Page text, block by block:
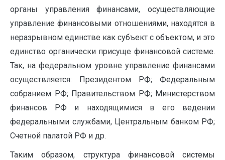
органы управления финансами, осуществляющие
управление финансовыми отношениями, находятся в
неразрывном единстве как субъект с объектом, и это
единство органически присуще финансовой системе.
Так, на федеральном уровне управление финансами
осуществляется: Президентом РФ; Федеральным
собранием РФ; Правительством РФ; Министерством
финансов РФ и находящимися в его ведении
федеральными службами, Центральным банком РФ;
Счетной палатой РФ и др.
Таким образом, структура финансовой системы